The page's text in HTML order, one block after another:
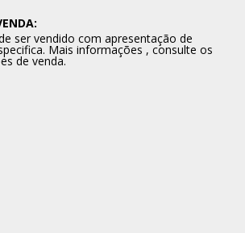
ser vendido com apresentação de
Mais informações , consulte os
de venda.